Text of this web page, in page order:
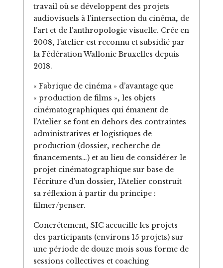
travail où se développent des projets
audiovisuels à l’intersection du cinéma, de
l’art et de l’anthropologie visuelle. Crée en
2008, l’atelier est reconnu et subsidié par
la Fédération Wallonie Bruxelles depuis
2018.
« Fabrique de cinéma » d’avantage que
« production de films », les objets
cinématographiques qui émanent de
l’Atelier se font en dehors des contraintes
administratives et logistiques de
production (dossier, recherche de
financements…) et au lieu de considérer le
projet cinématographique sur base de
l’écriture d’un dossier, l’Atelier construit
sa réflexion à partir du principe :
filmer/penser.
Concrètement, SIC accueille les projets
des participants (environs 15 projets) sur
une période de douze mois sous forme de
sessions collectives et coaching